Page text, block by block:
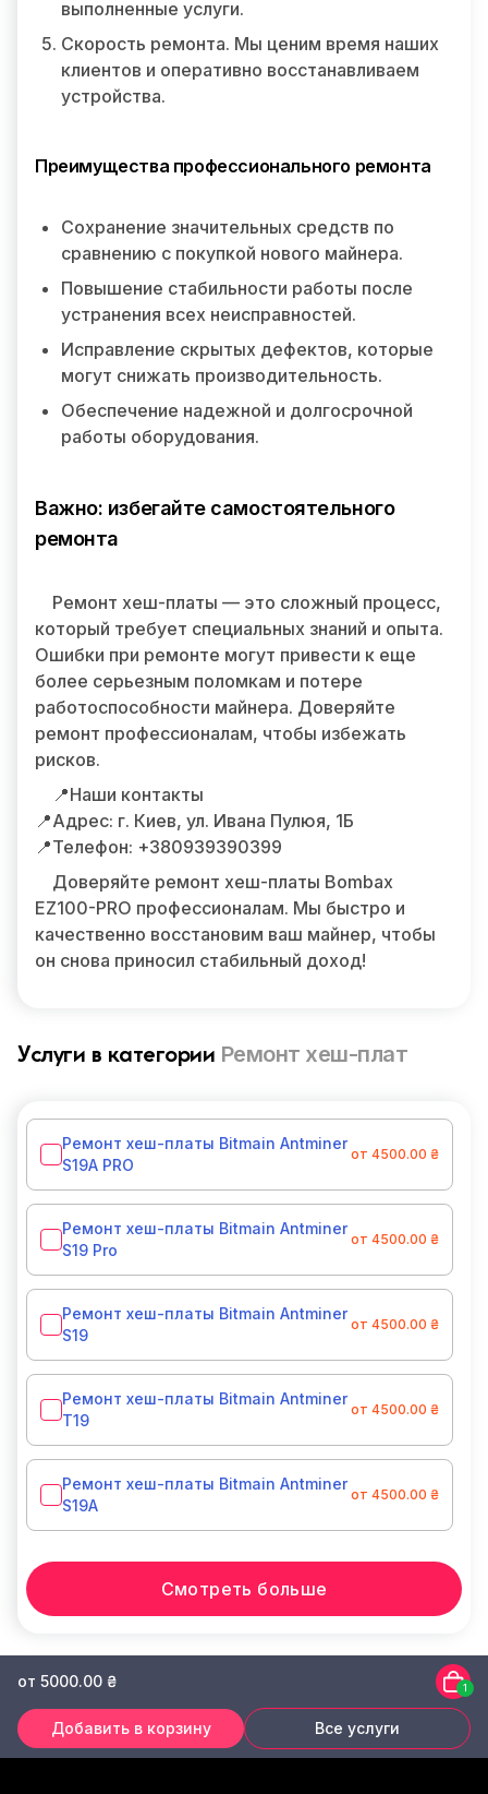
выполненные услуги.
Скорость ремонта. Мы ценим время наших
клиентов и оперативно восстанавливаем
устройства.
Преимущества профессионального ремонта
Сохранение значительных средств по
сравнению с покупкой нового майнера.
Повышение стабильности работы после
устранения всех неисправностей.
Исправление скрытых дефектов, которые
могут снижать производительность.
Обеспечение надежной и долгосрочной
работы оборудования.
Важно: избегайте самостоятельного
ремонта
Ремонт хеш-платы — это сложный процесс,
который требует специальных знаний и опыта.
Ошибки при ремонте могут привести к еще
более серьезным поломкам и потере
работоспособности майнера. Доверяйте
ремонт профессионалам, чтобы избежать
рисков.
📍Наши контакты
📍Адрес: г. Киев, ул. Ивана Пулюя, 1Б
📍Телефон: +380939390399
Доверяйте ремонт хеш-платы Bombax
EZ100-PRO профессионалам. Мы быстро и
качественно восстановим ваш майнер, чтобы
он снова приносил стабильный доход!
Услуги в категории Ремонт хеш-плат
Ремонт хеш-платы Bitmain Antminer
S19A PRO
от 4500.00 ₴
Ремонт хеш-платы Bitmain Antminer
S19 Pro
от 4500.00 ₴
Ремонт хеш-платы Bitmain Antminer
S19
от 4500.00 ₴
Ремонт хеш-платы Bitmain Antminer
T19
от 4500.00 ₴
Ремонт хеш-платы Bitmain Antminer
S19A
от 4500.00 ₴
Смотреть больше
от 5000.00 ₴ 1
Добавить в корзину Все услуги